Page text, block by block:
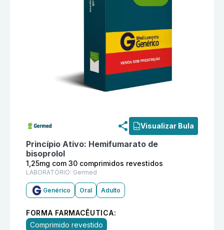
Visualizar Bula
Princípio Ativo: Hemifumarato de
bisoprolol
1,25mg com 30 comprimidos revestidos
LABORATÓRIO: Germed
Genérico Oral Adulto
FORMA FARMACÊUTICA:
Comprimido revestido